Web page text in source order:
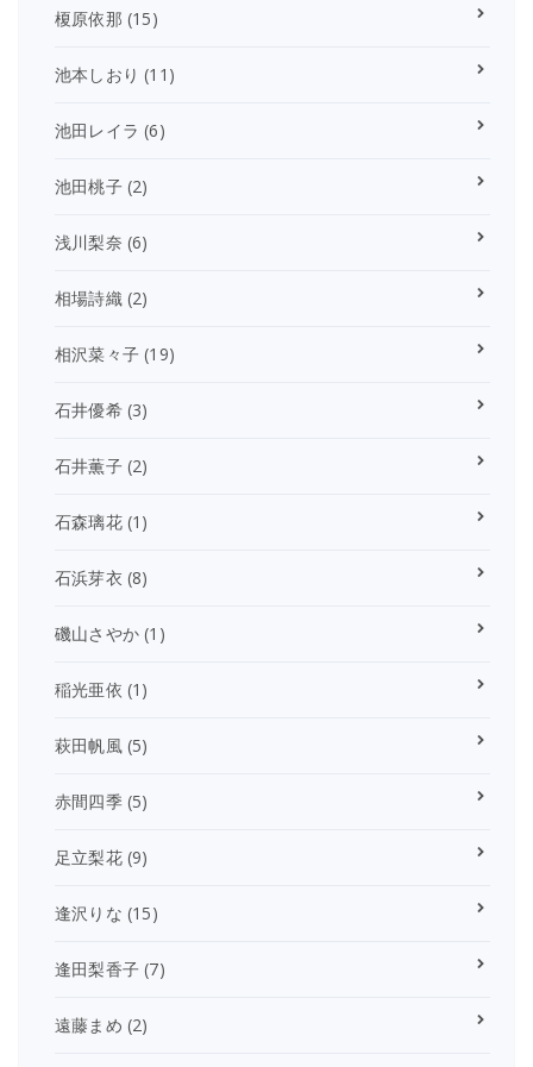
榎原依那 (15)
池本しおり (11)
池田レイラ (6)
池田桃子(2)
浅川梨奈 (6)
相場詩織 (2)
相沢菜々子 (19)
石井優希(3)
石井薫子(2)
石森璃花(1)
石浜芽衣 (8)
磯山さやか (1)
稲光亜依 (1)
萩田帆風(5)
赤間四季(5)
足立梨花(9)
逢沢りな (15)
逢田梨香子 (7)
遠藤まめ (2)